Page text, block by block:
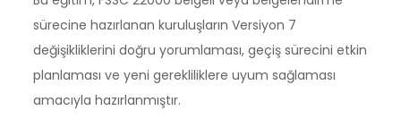
sürecine hazırlanan kuruluşların Versiyon 7
değişikliklerini doğru yorumlaması, geçiş sürecini etkin
planlaması ve yeni gerekliliklere uyum sağlaması
amacıyla hazırlanmıştır.